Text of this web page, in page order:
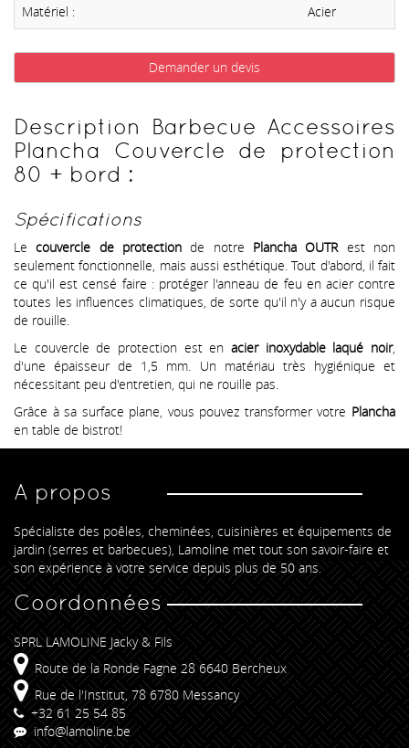
Matériel :
Acier
Demander un devis
Description Barbecue Accessoires
Plancha Couvercle de protection
80 + bord :
Spécifications
Lecouvercle de protection de notre Plancha OUTR est non
seulement fonctionnelle, mais aussi esthétique. Tout d'abord, il fait
ce qu'il est censé faire : protéger l'anneau de feu en acier contre
toutes les influences climatiques, de sorte qu'il n'y a aucun risque
de rouille.
Le couvercle de protection est en acier inoxydable laqué noir,
d'une épaisseur de 1,5 mm. Un matériau très hygiénique et
nécessitant peu d'entretien, qui ne rouille pas.
Grâce à sa surface plane, vous pouvez transformer votre Plancha
en table de bistrot!
A propos
Spécialiste des poêles, cheminées, cuisinières et équipements de
jardin (serres et barbecues), Lamoline met tout son savoir-faire et
son expérience à votre service depuis plus de 50 ans.
Coordonnées
SPRL LAMOLINE Jacky & Fils
Route de la Ronde Fagne 28 6640 Bercheux
Rue de l'Institut, 78 6780 Messancy
+32 61 25 54 85
info@lamoline.be